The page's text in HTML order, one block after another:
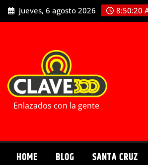
Saltar
al
jueves, 6 agosto 2026 8:50:21
Enlazados con la gente
HOME BLOG SANTA CRUZ